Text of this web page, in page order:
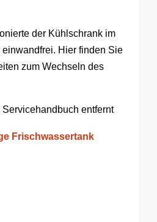
der Kühlschrank im
Hier finden Sie
zum Wechseln des
entfernt
Frischwassertank